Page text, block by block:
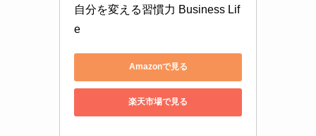
自分を変える習慣力 Business Lif
e
Amazonで見る
楽天市場で見る